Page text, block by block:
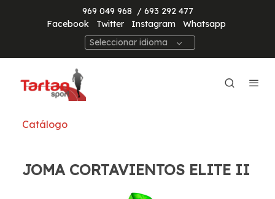
969 049 968 / 693 292 477
Facebook
Twitter Instagram
Whatsapp
Seleccionar idioma
Catálogo
JOMA CORTAVIENTOS ELITE II